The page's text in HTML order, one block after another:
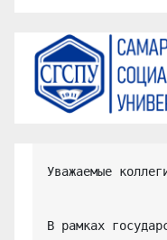
Уважаемые
В рамках